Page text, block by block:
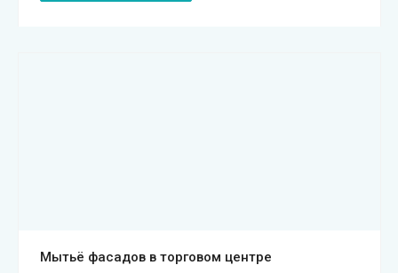
Мытьё фасадов в торговом центре